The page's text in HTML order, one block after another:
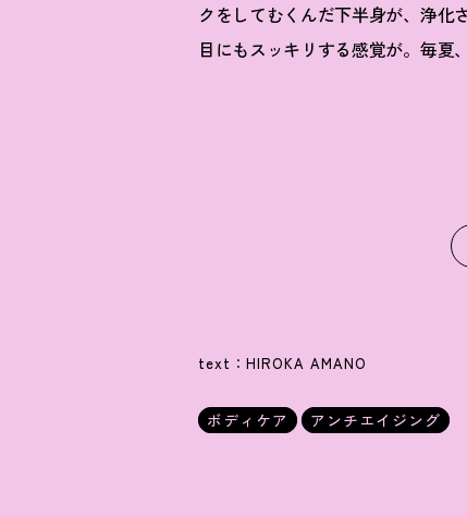
クをしてむくんだ下半身が、浄化
目にもスッキリする感覚が。毎夏
text：HIROKA AMANO
ボディケア アンチエイジング